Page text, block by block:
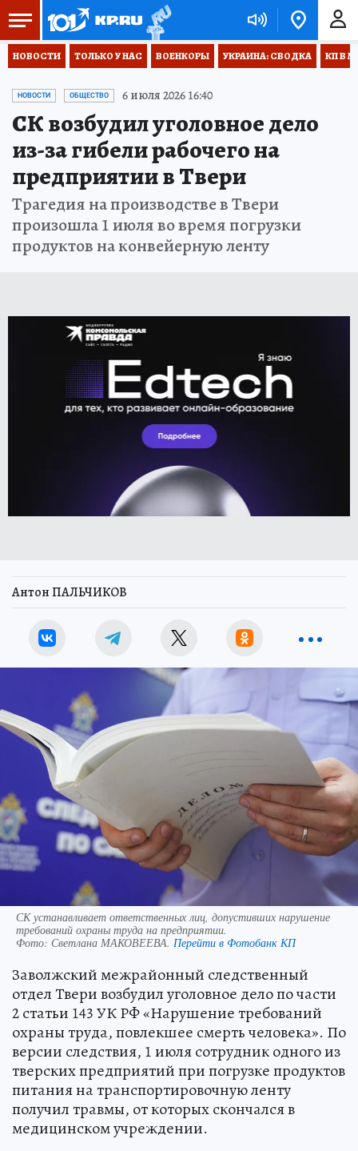
НОВОСТИ ТОЛЬКО У НАС ВОЕНКОРЫ УКРАИНА: СВОДКА КП В
НОВОСТИ ОБЩЕСТВО 6 июля 2026 16:40
СК возбудил уголовное дело
из-за гибели рабочего на
предприятии в Твери
Трагедия на производстве в Твери
произошла 1 июля во время погрузки
продуктов на конвейерную ленту
Антон ПАЛЬЧИКОВ
СК устанавливает ответственных лиц, допустивших нарушение
требований охраны труда на предприятии.
Фото: Светлана МАКОВЕЕВА. Перейти в Фотобанк КП
Заволжский межрайонный следственный
отдел Твери возбудил уголовное дело по части
2 статьи 143 УК РФ «Нарушение требований
охраны труда, повлекшее смерть человека». По
версии следствия, 1 июля сотрудник одного из
тверских предприятий при погрузке продуктов
питания на транспортировочную ленту
получил травмы, от которых скончался в
медицинском учреждении.